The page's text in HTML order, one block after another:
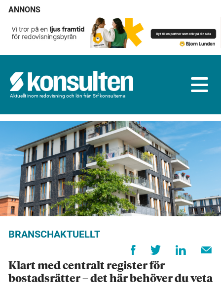
ANNONS
Aktuellt inom redovisning och lön från Srf konsulterna
BRANSCHAKTUELLT
Klart med centralt register för
bostadsrätter – det här behöver du veta